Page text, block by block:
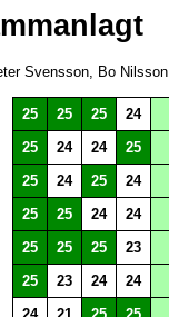
Svensson, Bo Nilsson
25 25 25 24
25 24 24 25
25 24 25 24
25 25 24 24
25 25 25 23
25 23 24 24